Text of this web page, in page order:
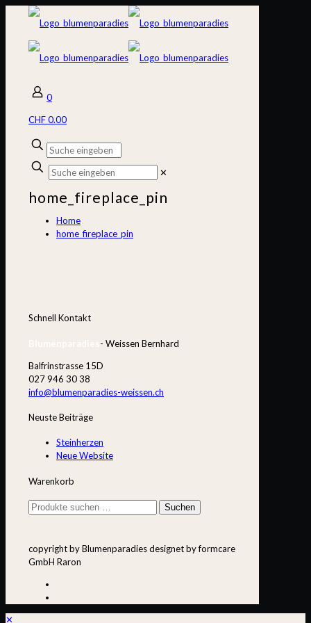
0
CHF 0.00
✕
home_fireplace_pin
Home
home_fireplace_pin
Schnell Kontakt
- Weissen Bernhard
Balfrinstrasse 15D
027 946 30 38
info@blumenparadies-weissen.ch
Neuste Beiträge
Steinherzen
Neue Website
Warenkorb
Suchen
Suchen
copyright by Blumenparadies designet by formcare
GmbH Raron
✕